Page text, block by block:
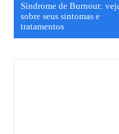
Síndrome de Burnout:
sobre seus sintomas e
tratamentos